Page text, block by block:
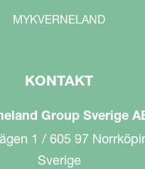
MYKVERNELAND
KONTAKT
Group Sverige
1 / 605 97
Sverige